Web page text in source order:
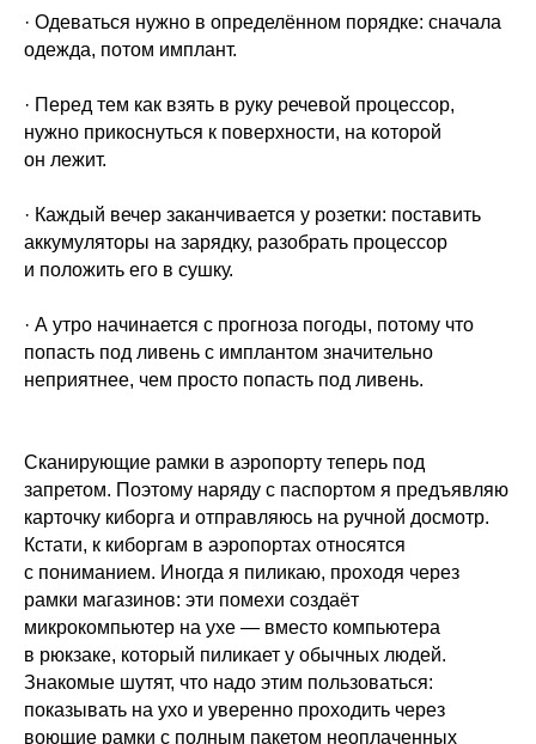
· Одеваться нужно в определённом порядке: сначала
одежда, потом имплант.
· Перед тем как взять в руку речевой процессор,
нужно прикоснуться к поверхности, на которой
он лежит.
· Каждый вечер заканчивается у розетки: поставить
аккумуляторы на зарядку, разобрать процессор
и положить его в сушку.
· А утро начинается с прогноза погоды, потому что
попасть под ливень с имплантом значительно
неприятнее, чем просто попасть под ливень.
Сканирующие рамки в аэропорту теперь под
запретом. Поэтому наряду с паспортом я предъявляю
карточку киборга и отправляюсь на ручной досмотр.
Кстати, к киборгам в аэропортах относятся
с пониманием. Иногда я пиликаю, проходя через
рамки магазинов: эти помехи создаёт
микрокомпьютер на ухе — вместо компьютера
в рюкзаке, который пиликает у обычных людей.
Знакомые шутят, что надо этим пользоваться:
показывать на ухо и уверенно проходить через
воющие рамки с полным пакетом неоплаченных